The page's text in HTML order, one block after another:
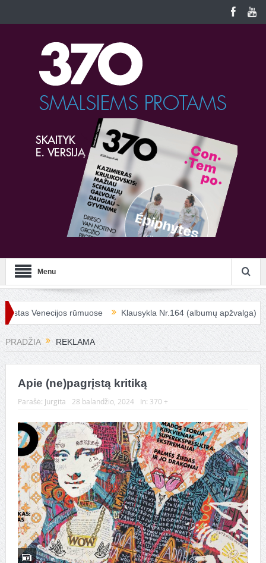
Menu
rūmuose Klausykla Nr.164 (albumų apžvalga) Kai
PRADŽIA REKLAMA
Apie (ne)pagrįstą kritiką
Parašė: Jurgita 28 balandžio, 2024 In: 370 +